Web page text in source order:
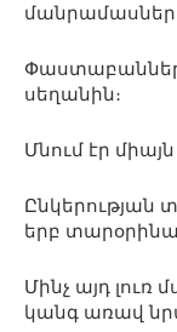
սեղանին։
Մնում էր
Ընկերության
երբ
Մինչ այդ
կանգ առավ